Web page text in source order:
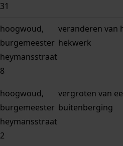
31
hoogwoud,
burgemeester
heymansstraat
8
veranderen van
hekwerk
hoogwoud,
burgemeester
heymansstraat
2
vergroten van
buitenberging